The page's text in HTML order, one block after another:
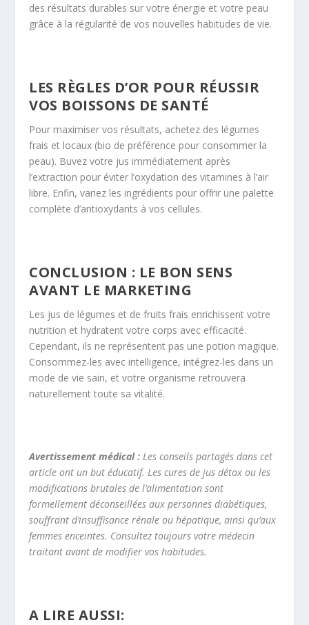
des résultats durables sur votre énergie et votre peau
grâce à la régularité de vos nouvelles habitudes de vie.
LES RÈGLES D’OR POUR RÉUSSIR
VOS BOISSONS DE SANTÉ
Pour maximiser vos résultats, achetez des légumes
frais et locaux (bio de préférence pour consommer la
peau). Buvez votre jus immédiatement après
l’extraction pour éviter l’oxydation des vitamines à l’air
libre. Enfin, variez les ingrédients pour offrir une palette
complète d’antioxydants à vos cellules.
CONCLUSION : LE BON SENS
AVANT LE MARKETING
Les jus de légumes et de fruits frais enrichissent votre
nutrition et hydratent votre corps avec efficacité.
Cependant, ils ne représentent pas une potion magique.
Consommez-les avec intelligence, intégrez-les dans un
mode de vie sain, et votre organisme retrouvera
naturellement toute sa vitalité.
Avertissement médical : Les conseils partagés dans cet
article ont un but éducatif. Les cures de jus détox ou les
modifications brutales de l’alimentation sont
formellement déconseillées aux personnes diabétiques,
souffrant d’insuffisance rénale ou hépatique, ainsi qu’aux
femmes enceintes. Consultez toujours votre médecin
traitant avant de modifier vos habitudes.
A LIRE AUSSI: